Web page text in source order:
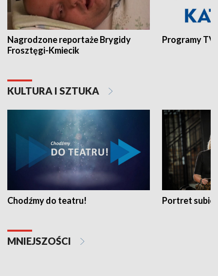
Nagrodzone reportaże Brygidy
Frosztęgi-Kmiecik
Programy
KULTURA I SZTUKA
Chodźmy do teatru! Portret
MNIEJSZOŚCI